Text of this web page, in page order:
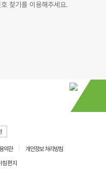
찾기를 이용해주세요.
약관
개인정보 처리방침
편지